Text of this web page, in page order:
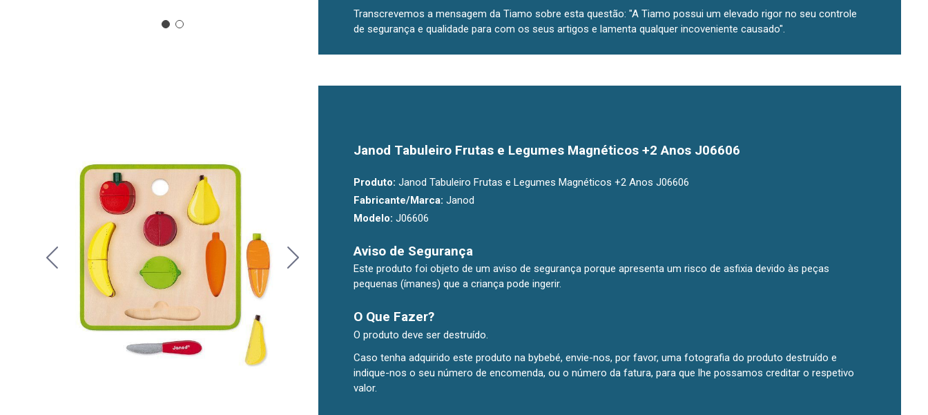
Transcrevemos a mensagem da Tiamo sobre esta questão: "A Tiamo possui um elevado rigor no seu controle
de segurança e qualidade para com os seus artigos e lamenta qualquer incoveniente causado".
Janod Tabuleiro Frutas e Legumes Magnéticos +2 Anos J06606
Produto: Janod Tabuleiro Frutas e Legumes Magnéticos +2 Anos J06606
Fabricante/Marca: Janod
Modelo: J06606
Aviso de Segurança
Este produto foi objeto de um aviso de segurança porque apresenta um risco de asfixia devido às peças
pequenas (ímanes) que a criança pode ingerir.
O Que Fazer?
O produto deve ser destruído.
Caso tenha adquirido este produto na bybebé, envie-nos, por favor, uma fotografia do produto destruído e
indique-nos o seu número de encomenda, ou o número da fatura, para que lhe possamos creditar o respetivo
valor.